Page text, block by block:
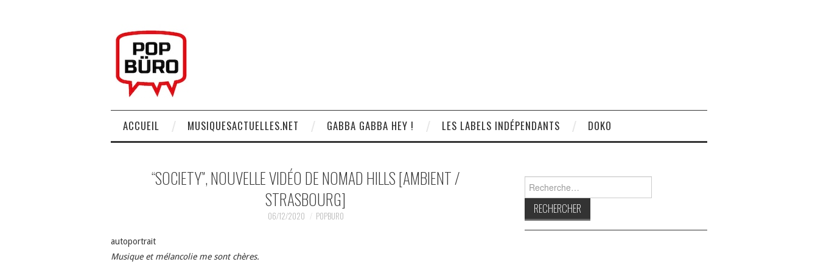
ACCUEIL MUSIQUESACTUELLES.NET GABBA GABBA HEY ! LES LABELS INDÉPENDANTS DOKO
“SOCIETY”, NOUVELLE VIDÉO DE NOMAD HILLS [AMBIENT /
STRASBOURG]
06/12/2020 POPBURO
autoportrait
Musique et mélancolie me sont chères.